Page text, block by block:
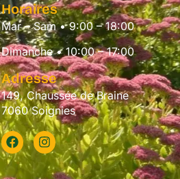
Horaires
Mar – Sam • 9:00 – 18:00
Dimanche • 10:00 – 17:00
Adresse
149, Chaussée de Braine
7060 Soignies